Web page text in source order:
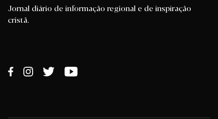
Jornal diário de informação regional e de inspiração
cristã.